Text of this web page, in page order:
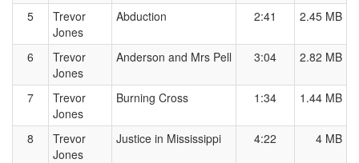
5
Trevor
Jones
Abduction 2:41 2.45 MB
6
Trevor
Jones
Anderson and Mrs Pell 3:04 2.82 MB
7
Trevor
Jones
Burning Cross 1:34 1.44 MB
8
Trevor
Jones
Justice in Mississippi 4:22 4 MB